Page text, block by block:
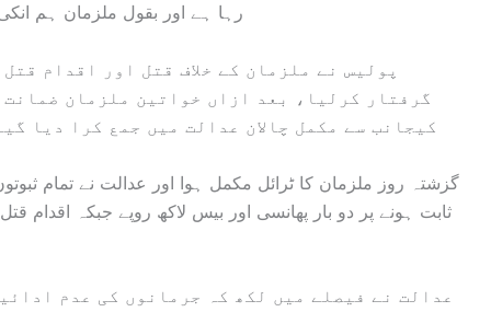
رہا ہے اور بقول ملزمان ہم
پولیس نے ملزمان کے خلاف قتل اور اقدام
گرفتار کرلیا، بعد ازاں خواتین ملزمان
کیجانب سے مکمل چالان عدالت میں جمع کرا دیا
گزشتہ روز ملزمان کا ٹرائل مکمل ہوا اور عدالت نے تمام
ثابت ہونے پر دو بار پھانسی اور بیس لاکھ روپے جبکہ اقدام
عدالت نے فیصلے میں لکھ کہ جرمانوں کی عدم